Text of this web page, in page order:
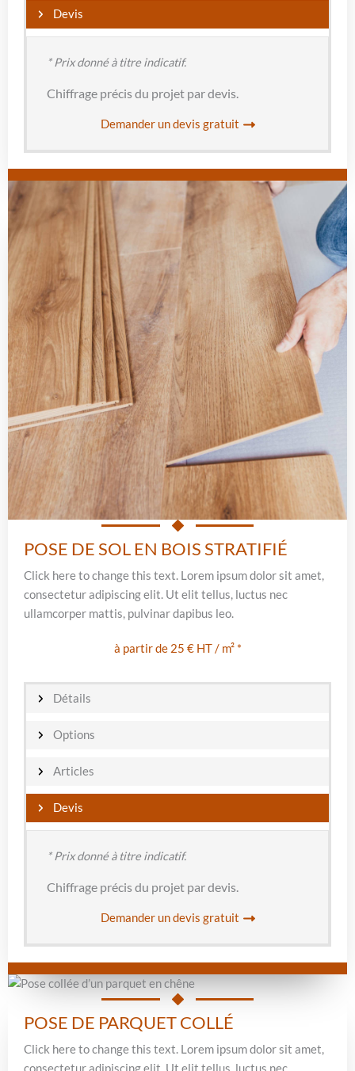
Devis
* Prix donné à titre indicatif.
Chiffrage précis du projet par devis.
Demander un devis gratuit
POSE DE SOL EN BOIS STRATIFIÉ
Click here to change this text. Lorem ipsum dolor sit amet,
consectetur adipiscing elit. Ut elit tellus, luctus nec
ullamcorper mattis, pulvinar dapibus leo.
à partir de 25 € HT / m² *
Détails
Options
Articles
Devis
* Prix donné à titre indicatif.
Chiffrage précis du projet par devis.
Demander un devis gratuit
POSE DE PARQUET COLLÉ
Click here to change this text. Lorem ipsum dolor sit amet,